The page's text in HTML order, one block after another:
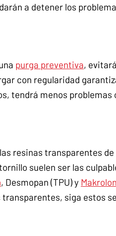
a detener los
purga preventiva,
con regularidad
tendrá menos problemas
resinas transparentes
suelen ser las
, Desmopan (TPU) y Makrolon
siga estos